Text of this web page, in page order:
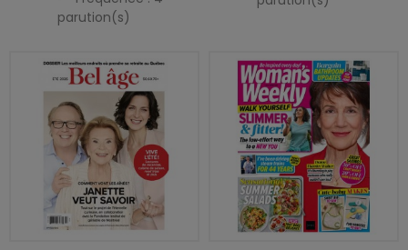
parution(s)